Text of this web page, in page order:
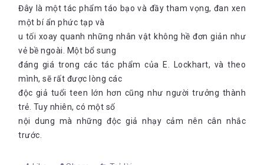
Đây là một tác phẩm táo bạo và đầy tham vọng, đan xen
một bí ẩn phức tạp và
u tối xoay quanh những nhân vật không hề đơn giản như
vẻ bề ngoài. Một bổ sung
đáng giá trong các tác phẩm của E. Lockhart, và theo
mình, sẽ rất được lòng các
độc giả tuổi teen lớn hơn cũng như người trưởng thành
trẻ. Tuy nhiên, có một số
nội dung mà những độc giả nhạy cảm nên cân nhắc
trước.